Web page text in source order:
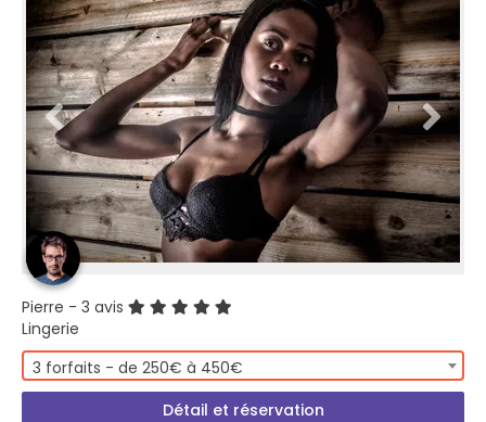
Pierre - 3 avis
Lingerie
3 forfaits - de 250€ à 450€
Détail et réservation